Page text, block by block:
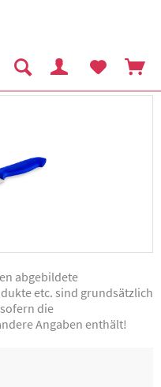
abgebildete
etc. sind grundsätzlich
die
Angaben enthält!